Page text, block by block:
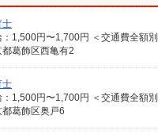
士
：1,500円〜1,700円 ＜交通費全額
都葛飾区西亀有2
士
：1,500円〜1,700円 ＜交通費全額
都葛飾区奥戸6